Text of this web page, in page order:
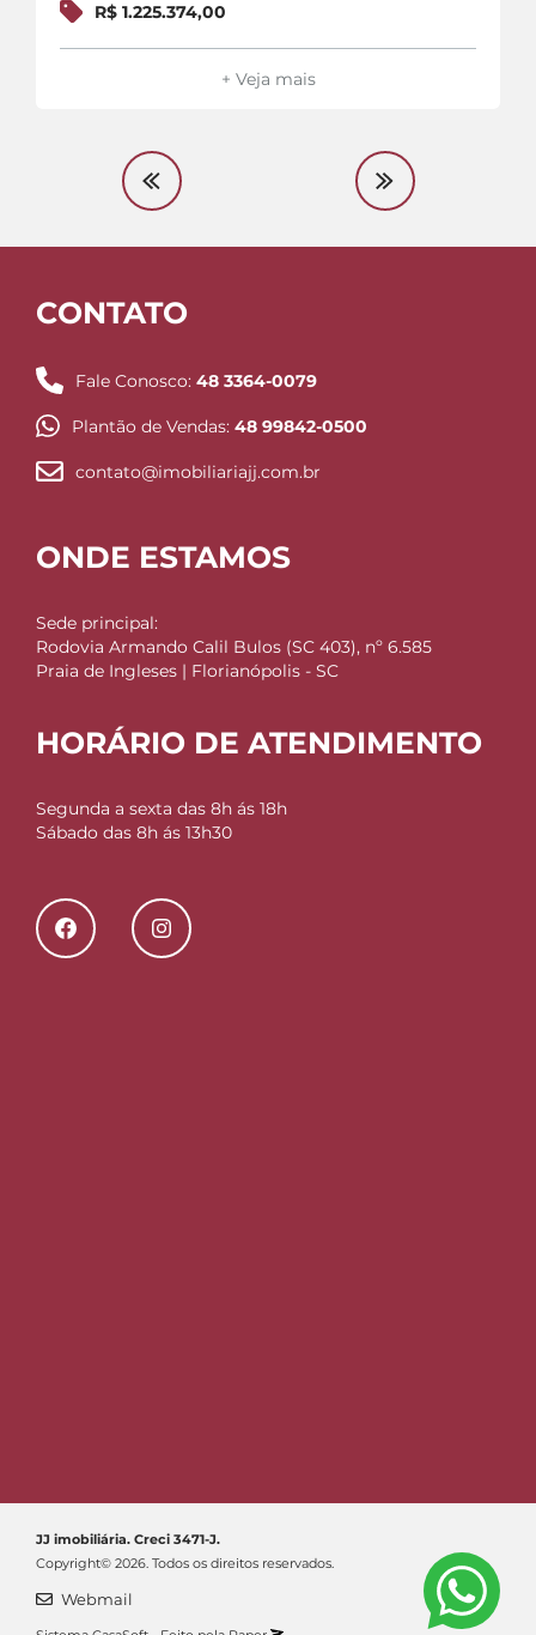
R$ 1.225.374,00
+ Veja mais
CONTATO
Fale Conosco: 48 3364-0079
Plantão de Vendas: 48 99842-0500
contato@imobiliariajj.com.br
ONDE ESTAMOS
Sede principal:
Rodovia Armando Calil Bulos (SC 403), nº 6.585
Praia de Ingleses | Florianópolis - SC
HORÁRIO DE ATENDIMENTO
Segunda a sexta das 8h ás 18h
Sábado das 8h ás 13h30
JJ imobiliária. Creci 3471-J.
Copyright© 2026. Todos os direitos reservados.
Webmail